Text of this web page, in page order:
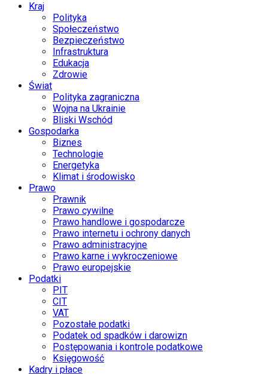
Kraj
Polityka
Społeczeństwo
Bezpieczeństwo
Infrastruktura
Edukacja
Zdrowie
Świat
Polityka zagraniczna
Wojna na Ukrainie
Bliski Wschód
Gospodarka
Biznes
Technologie
Energetyka
Klimat i środowisko
Prawo
Prawnik
Prawo cywilne
Prawo handlowe i gospodarcze
Prawo internetu i ochrony danych
Prawo administracyjne
Prawo karne i wykroczeniowe
Prawo europejskie
Podatki
PIT
CIT
VAT
Pozostałe podatki
Podatek od spadków i darowizn
Postępowania i kontrole podatkowe
Księgowość
Kadry i płace